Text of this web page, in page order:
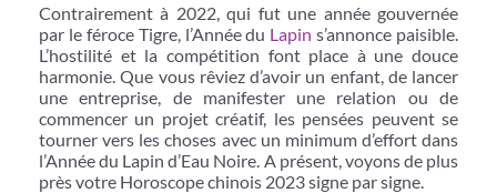
Contrairement à 2022, qui fut une année gouvernée
par le féroce Tigre, l’Année du Lapin s’annonce paisible.
L’hostilité et la compétition font place à une douce
harmonie. Que vous rêviez d’avoir un enfant, de lancer
une entreprise, de manifester une relation ou de
commencer un projet créatif, les pensées peuvent se
tourner vers les choses avec un minimum d’effort dans
l’Année du Lapin d’Eau Noire. A présent, voyons de plus
près votre Horoscope chinois 2023 signe par signe.